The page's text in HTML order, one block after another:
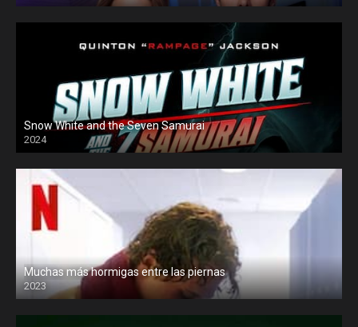
Snow White and the Seven Samurai
2024
Muchas más hormigas entre las piernas
2023